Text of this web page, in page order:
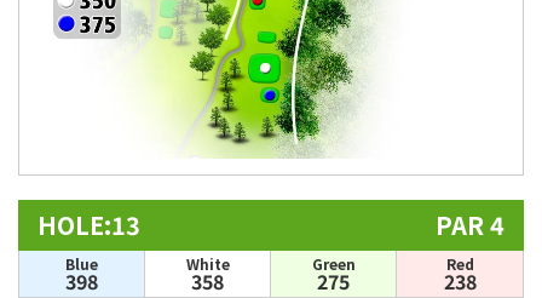
HOLE:13 PAR 4
Blue
398
White
358
Green
275
Red
238